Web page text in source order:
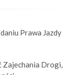
Prawa Jazdy
Zajechania Drogi,